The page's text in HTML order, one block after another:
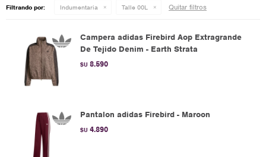
Filtrando por: Indumentaria Talle 00L Quitar filtros
Campera adidas Firebird Aop Extragrande
De Tejido Denim - Earth Strata
$U 8.590
Pantalon adidas Firebird - Maroon
$U 4.890